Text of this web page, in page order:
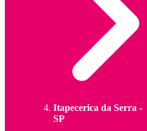
Itapecerica da Serra -
SP